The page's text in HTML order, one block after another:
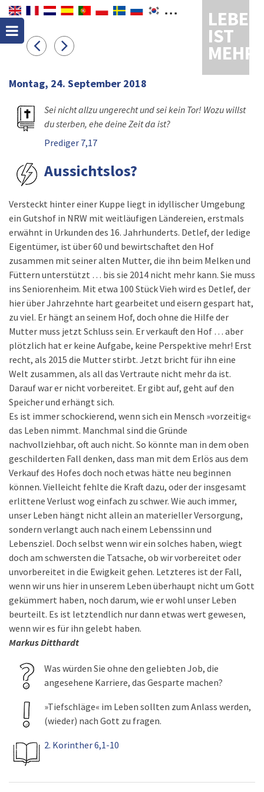
LEBEN
IST
MEHR
Montag, 24. September 2018
Sei nicht allzu ungerecht und sei kein Tor! Wozu willst
du sterben, ehe deine Zeit da ist?
Prediger 7,17
Aussichtslos?
Versteckt hinter einer Kuppe liegt in idyllischer Umgebung
ein Gutshof in NRW mit weitläufigen Ländereien, erstmals
erwähnt in Urkunden des 16. Jahrhunderts. Detlef, der ledige
Eigentümer, ist über 60 und bewirtschaftet den Hof
zusammen mit seiner alten Mutter, die ihn beim Melken und
Füttern unterstützt … bis sie 2014 nicht mehr kann. Sie muss
ins Seniorenheim. Mit etwa 100 Stück Vieh wird es Detlef, der
hier über Jahrzehnte hart gearbeitet und eisern gespart hat,
zu viel. Er hängt an seinem Hof, doch ohne die Hilfe der
Mutter muss jetzt Schluss sein. Er verkauft den Hof … aber
plötzlich hat er keine Aufgabe, keine Perspektive mehr! Erst
recht, als 2015 die Mutter stirbt. Jetzt bricht für ihn eine
Welt zusammen, als all das Vertraute nicht mehr da ist.
Darauf war er nicht vorbereitet. Er gibt auf, geht auf den
Speicher und erhängt sich.
Es ist immer schockierend, wenn sich ein Mensch »vorzeitig«
das Leben nimmt. Manchmal sind die Gründe
nachvollziehbar, oft auch nicht. So könnte man in dem oben
geschilderten Fall denken, dass man mit dem Erlös aus dem
Verkauf des Hofes doch noch etwas hätte neu beginnen
können. Vielleicht fehlte die Kraft dazu, oder der insgesamt
erlittene Verlust wog einfach zu schwer. Wie auch immer,
unser Leben hängt nicht allein an materieller Versorgung,
sondern verlangt auch nach einem Lebenssinn und
Lebensziel. Doch selbst wenn wir ein solches haben, wiegt
doch am schwersten die Tatsache, ob wir vorbereitet oder
unvorbereitet in die Ewigkeit gehen. Letzteres ist der Fall,
wenn wir uns hier in unserem Leben überhaupt nicht um Gott
gekümmert haben, noch darum, wie er wohl unser Leben
beurteilt. Es ist letztendlich nur dann etwas wert gewesen,
wenn wir es für ihn gelebt haben.
Markus Ditthardt
Was würden Sie ohne den geliebten Job, die
angesehene Karriere, das Gesparte machen?
»Tiefschläge« im Leben sollten zum Anlass werden,
(wieder) nach Gott zu fragen.
2. Korinther 6,1-10